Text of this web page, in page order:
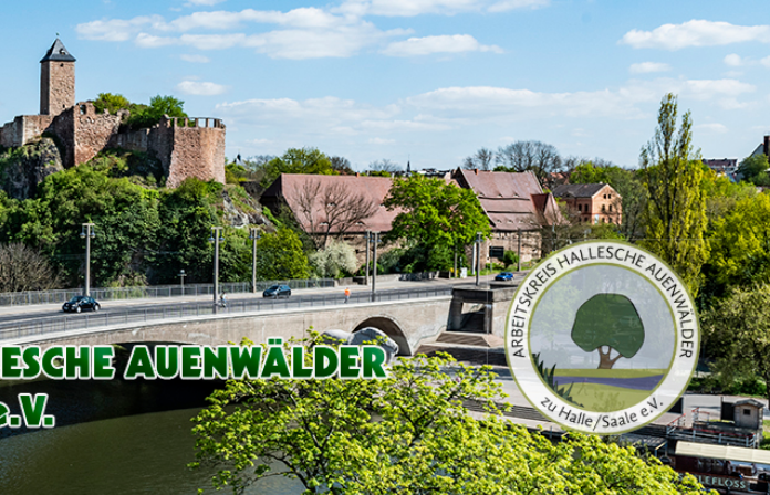
Arbeitskreis
Hallesche
Auenwälder
zu
Halle